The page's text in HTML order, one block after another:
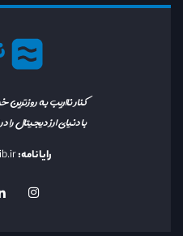
کنار نااریب به
با دنیای ارز دیجیتال
رایانامه:info@naorib.ir